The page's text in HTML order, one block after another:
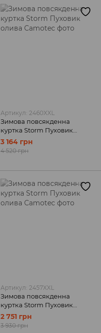
Артикул: 2460XXL
Зимова повсякденна
куртка Storm Пуховик
олива Camotec
3 164 грн
4 520 грн
Артикул: 2457XXL
Зимова повсякденна
куртка Storm Пуховик
олива Camotec
2 751 грн
3 930 грн